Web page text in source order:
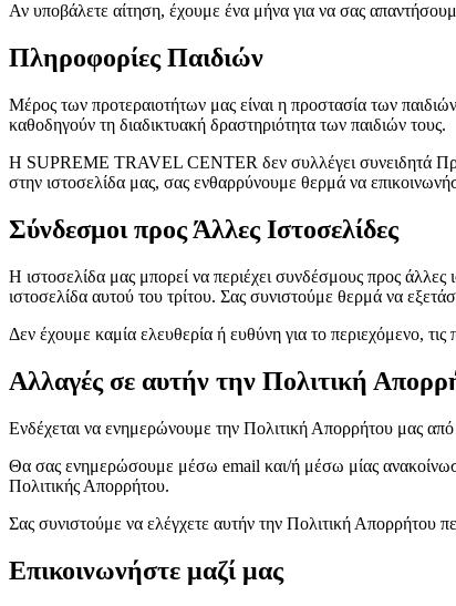
Αν υποβάλετε αίτηση, έχουμε ένα μήνα για να σας
Πληροφορίες Παιδιών
Μέρος των προτεραιοτήτων μας είναι η προστασία των
καθοδηγούν τη διαδικτυακή δραστηριότητα των παιδιών τους.
Η SUPREME TRAVEL CENTER δεν συλλέγει συνειδητά
στην ιστοσελίδα μας, σας ενθαρρύνουμε θερμά να
Σύνδεσμοι προς Άλλες Ιστοσελίδες
Η ιστοσελίδα μας μπορεί να περιέχει συνδέσμους προς
ιστοσελίδα αυτού του τρίτου. Σας συνιστούμε θερμά να
Δεν έχουμε καμία ελευθερία ή ευθύνη για το περιεχόμενο,
Αλλαγές σε αυτήν την Πολιτική
Ενδέχεται να ενημερώνουμε την Πολιτική Απορρήτου μας
Θα σας ενημερώσουμε μέσω email και/ή μέσω μίας
Πολιτικής Απορρήτου.
Σας συνιστούμε να ελέγχετε αυτήν την Πολιτική Απορρήτου
Επικοινωνήστε μαζί μας